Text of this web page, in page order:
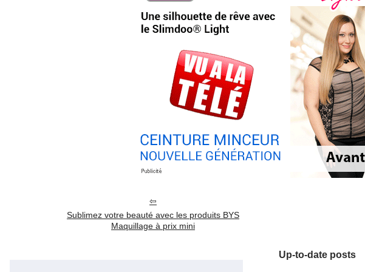
Sublimez votre beauté avec les produits BYS
Maquillage à prix mini
Up-to-date posts